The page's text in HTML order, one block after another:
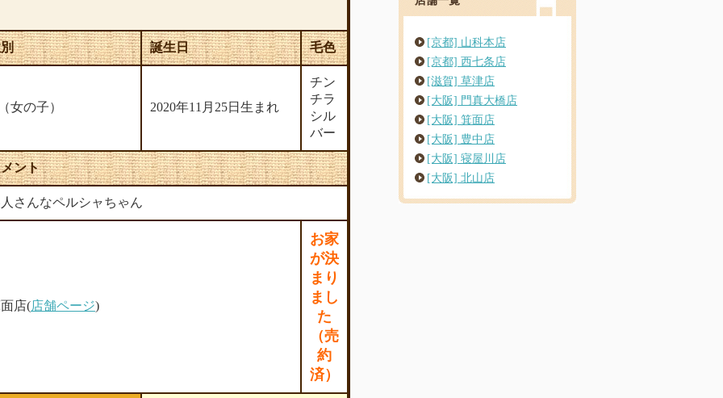
誕生日 毛色
女の子） 2020年11月25日生まれ
チン
チラ
シル
バー
ント
さんなペルシャちゃん
店(店舗ページ)
お家
が決
まり
まし
た
（売
約
済）
[京都] 山科本店
[京都] 西七条店
[滋賀] 草津店
[大阪] 門真大橋店
[大阪] 箕面店
[大阪] 豊中店
[大阪] 寝屋川店
[大阪] 北山店